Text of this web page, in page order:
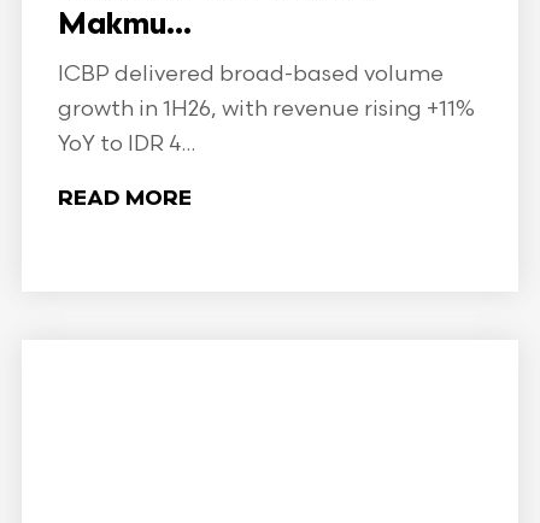
Makmu...
ICBP delivered broad-based volume
growth in 1H26, with revenue rising +11%
YoY to IDR 4...
READ MORE